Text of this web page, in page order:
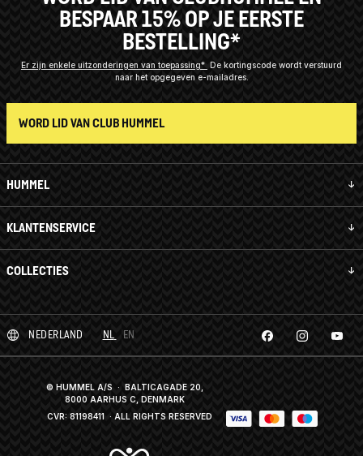
HUMMEL
KLANTENSERVICE
COLLECTIES
BESPAAR 15% OP JE EERSTE
BESTELLING*
Er zijn enkele uitzonderingen van toepassing* De kortingscode wordt verstuurd
naar het opgegeven e-mailadres.
WORD LID VAN CLUB HUMMEL
NEDERLAND NL EN
© HUMMEL A/S · BALTICAGADE 20,
8000 AARHUS C, DENMARK
CVR: 81198411 · ALL RIGHTS RESERVED